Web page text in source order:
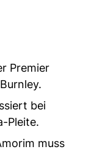
Premier
bei
Pleite.
muss